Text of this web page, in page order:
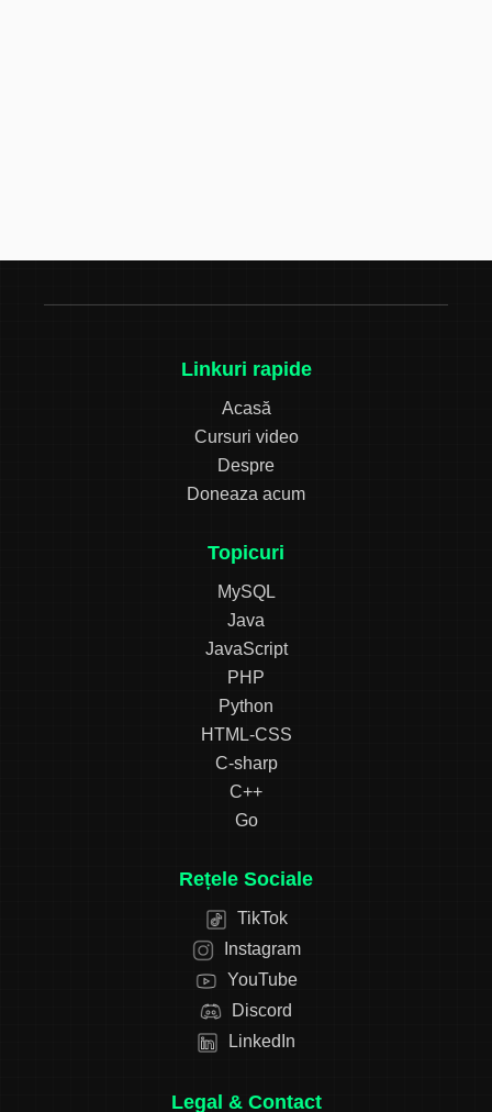
Linkuri rapide
Acasă
Cursuri video
Despre
Doneaza acum
Topicuri
MySQL
Java
JavaScript
PHP
Python
HTML-CSS
C-sharp
C++
Go
Rețele Sociale
TikTok
Instagram
YouTube
Discord
LinkedIn
Legal & Contact